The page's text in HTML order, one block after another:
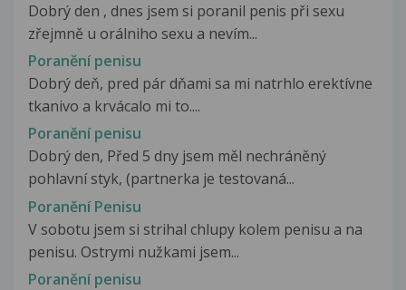
Dobrý den , dnes jsem si poranil penis při sexu
zřejmně u orálniho sexu a nevím...
Poranění penisu
Dobrý deň, pred pár dňami sa mi natrhlo erektívne
tkanivo a krvácalo mi to....
Poranění penisu
Dobrý den, Před 5 dny jsem měl nechráněný
pohlavní styk, (partnerka je testovaná...
Poranění Penisu
V sobotu jsem si strihal chlupy kolem penisu a na
penisu. Ostrymi nužkami jsem...
Poranění penisu